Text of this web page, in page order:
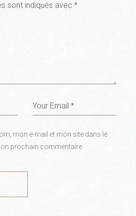
sont indiqués avec*
mon e-mail et mon site dans le
prochain commentaire.